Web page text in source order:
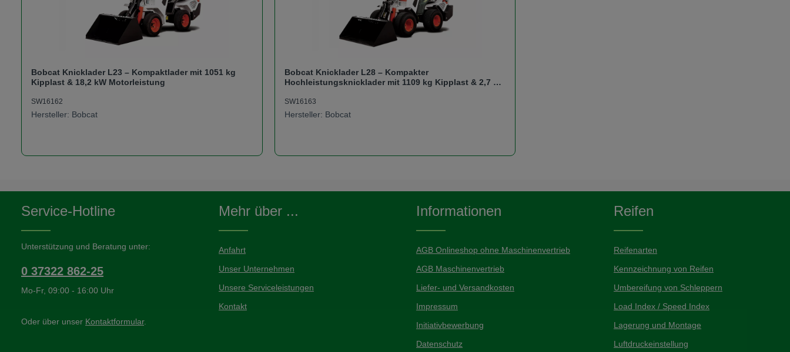
Bobcat Knicklader L23 – Kompaktlader mit 1051 kg
Kipplast & 18,2 kW Motorleistung
SW16162
Hersteller: Bobcat
Bobcat Knicklader L28 – Kompakter
Hochleistungsknicklader mit 1109 kg Kipplast & 2,7 m
SW16163
Hersteller: Bobcat
Service-Hotline
Unterstützung und Beratung unter:
0 37322 862-25
Mo-Fr, 09:00 - 16:00 Uhr
Oder über unser Kontaktformular.
Mehr über ...
Anfahrt
Unser Unternehmen
Unsere Serviceleistungen
Kontakt
Informationen
AGB Onlineshop ohne Maschinenvertrieb
AGB Maschinenvertrieb
Liefer- und Versandkosten
Impressum
Initiativbewerbung
Datenschutz
Reifen
Reifenarten
Kennzeichnung von Reifen
Umbereifung von Schleppern
Load Index / Speed Index
Lagerung und Montage
Luftdruckeinstellung